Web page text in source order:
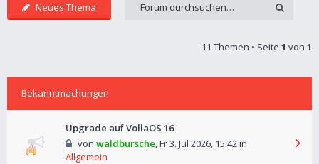
Neues Thema
11 Themen • Seite 1 von 1
Bekanntmachungen
Upgrade auf VollaOS 16
von waldbursche,Fr 3. Jul 2026, 15:42in
Allgemein